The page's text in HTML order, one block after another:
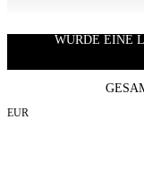
WURDE EINE
EUR